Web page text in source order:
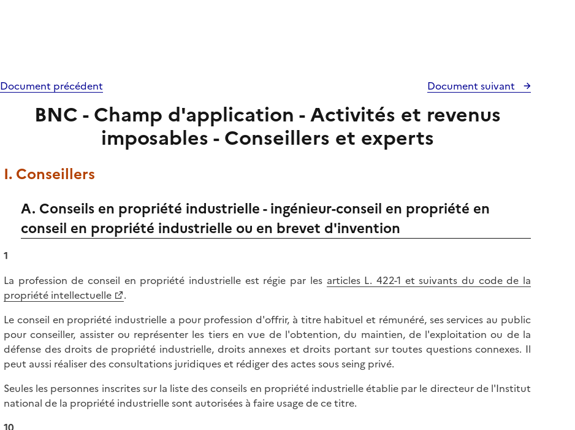
Document précédent Document suivant
BNC - Champ d'application - Activités et revenus
imposables - Conseillers et experts
I. Conseillers
A. Conseils en propriété industrielle - ingénieur-conseil en propriété en
conseil en propriété industrielle ou en brevet d'invention
1
La profession de conseil en propriété industrielle est régie par les articles L. 422-1 et suivants du code de la
propriété intellectuelle
.
Le conseil en propriété industrielle a pour profession d'offrir, à titre habituel et rémunéré, ses services au public
pour conseiller, assister ou représenter les tiers en vue de l'obtention, du maintien, de l'exploitation ou de la
défense des droits de propriété industrielle, droits annexes et droits portant sur toutes questions connexes. Il
peut aussi réaliser des consultations juridiques et rédiger des actes sous seing privé.
Seules les personnes inscrites sur la liste des conseils en propriété industrielle établie par le directeur de l'Institut
national de la propriété industrielle sont autorisées à faire usage de ce titre.